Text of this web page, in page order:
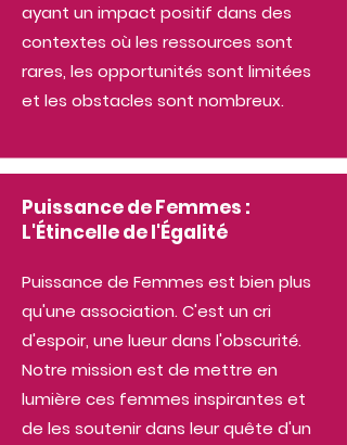
ayant un impact positif dans des
contextes où les ressources sont
rares, les opportunités sont limitées
et les obstacles sont nombreux.
Puissance de Femmes :
L'Étincelle de l'Égalité
Puissance de Femmes est bien plus
qu'une association. C'est un cri
d'espoir, une lueur dans l'obscurité.
Notre mission est de mettre en
lumière ces femmes inspirantes et
de les soutenir dans leur quête d'un